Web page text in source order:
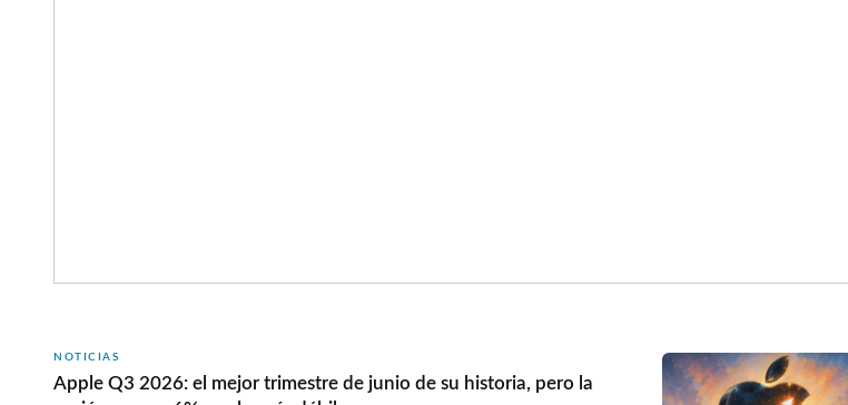
NOTICIAS
Apple Q3 2026: el mejor trimestre de junio de su historia, pero la